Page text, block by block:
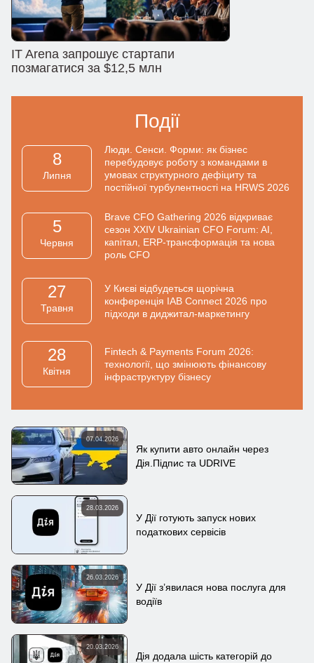
IT Arena запрошує стартапи
позмагатися за $12,5 млн
Події
8
Липня
Люди. Сенси. Форми: як бізнес
перебудовує роботу з командами в
умовах структурного дефіциту та
постійної турбулентності на HRWS 2026
5
Червня
Brave CFO Gathering 2026 відкриває
сезон XXIV Ukrainian CFO Forum: AI,
капітал, ERP-трансформація та нова
роль CFO
27
Травня
У Києві відбудеться щорічна
конференція IAB Connect 2026 про
підходи в диджитал-маркетингу
28
Квiтня
Fintech & Payments Forum 2026:
технології, що змінюють фінансову
інфраструктуру бізнесу
07.04.2026
Як купити авто онлайн через
Дія.Підпис та UDRIVE
28.03.2026
У Дії готують запуск нових
податкових сервісів
26.03.2026
У Дії з’явилася нова послуга для
водіїв
20.03.2026
Дія додала шість категорій до